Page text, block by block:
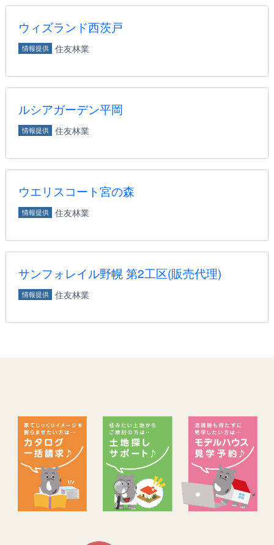
ウィズランド西茨戸
情報提供 住友林業
ルシアガーデン平岡
情報提供 住友林業
ウエリスコート宮の森
情報提供 住友林業
サンフォレイル野幌 第2工区(販売代理)
情報提供 住友林業